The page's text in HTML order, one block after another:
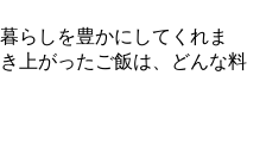
らしを豊かにしてくれま
上がったご飯は、どんな料